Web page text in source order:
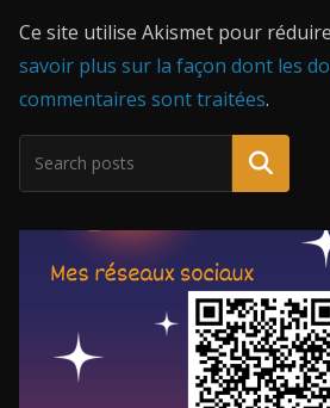
Ce site utilise Akismet pour
savoir plus sur la façon dont les
commentaires sont traitées.